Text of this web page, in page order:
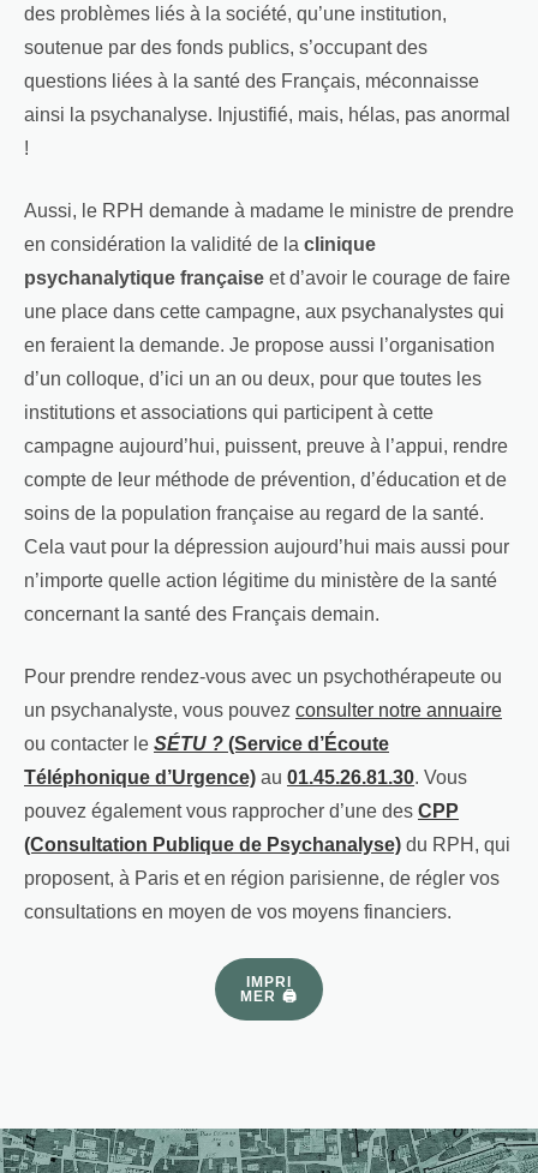
des problèmes liés à la société, qu’une institution,
soutenue par des fonds publics, s’occupant des
questions liées à la santé des Français, méconnaisse
ainsi la psychanalyse. Injustifié, mais, hélas, pas anormal
!
Aussi, le RPH demande à madame le ministre de prendre
en considération la validité de la clinique
psychanalytique française et d’avoir le courage de faire
une place dans cette campagne, aux psychanalystes qui
en feraient la demande. Je propose aussi l’organisation
d’un colloque, d’ici un an ou deux, pour que toutes les
institutions et associations qui participent à cette
campagne aujourd’hui, puissent, preuve à l’appui, rendre
compte de leur méthode de prévention, d’éducation et de
soins de la population française au regard de la santé.
Cela vaut pour la dépression aujourd’hui mais aussi pour
n’importe quelle action légitime du ministère de la santé
concernant la santé des Français demain.
Pour prendre rendez-vous avec un psychothérapeute ou
un psychanalyste, vous pouvez consulter notre annuaire
ou contacter le SÉTU ? (Service d’Écoute
Téléphonique d’Urgence) au 01.45.26.81.30. Vous
pouvez également vous rapprocher d’une des CPP
(Consultation Publique de Psychanalyse) du RPH, qui
proposent, à Paris et en région parisienne, de régler vos
consultations en moyen de vos moyens financiers.
IMPRI
MER 🖨